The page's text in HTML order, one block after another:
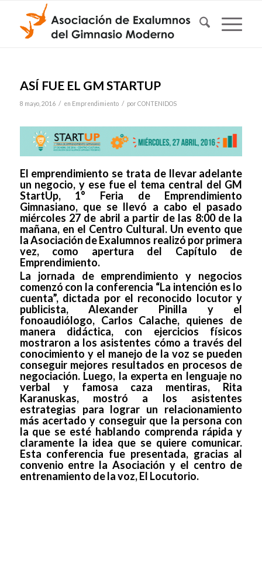
ASÍ FUE EL GM STARTUP
8 mayo, 2016 / en Emprendimiento / por CONTENIDOS
El emprendimiento se trata de llevar adelante
un negocio, y ese fue el tema central del GM
StartUp, 1° Feria de Emprendimiento
Gimnasiano, que se llevó a cabo el pasado
miércoles 27 de abril a partir de las 8:00 de la
mañana, en el Centro Cultural. Un evento que
la Asociación de Exalumnos realizó por primera
vez, como apertura del Capítulo de
Emprendimiento.
La jornada de emprendimiento y negocios
comenzó con la conferencia “La intención es lo
cuenta”, dictada por el reconocido locutor y
publicista, Alexander Pinilla y el
fonoaudiólogo, Carlos Calache, quienes de
manera didáctica, con ejercicios físicos
mostraron a los asistentes cómo a través del
conocimiento y el manejo de la voz se pueden
conseguir mejores resultados en procesos de
negociación. Luego, la experta en lenguaje no
verbal y famosa caza mentiras, Rita
Karanuskas, mostró a los asistentes
estrategias para lograr un relacionamiento
más acertado y conseguir que la persona con
la que se esté hablando comprenda rápida y
claramente la idea que se quiere comunicar.
Esta conferencia fue presentada, gracias al
convenio entre la Asociación y el centro de
entrenamiento de la voz, El Locutorio.